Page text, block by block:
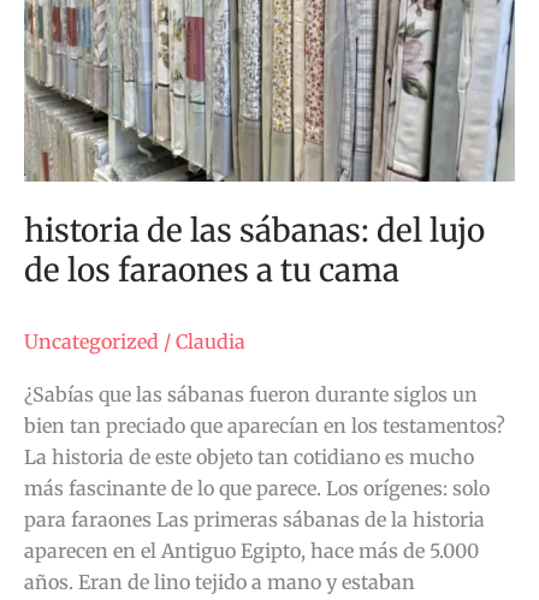
historia de las sábanas: del lujo
de los faraones a tu cama
Uncategorized / Claudia
¿Sabías que las sábanas fueron durante siglos un
bien tan preciado que aparecían en los testamentos?
La historia de este objeto tan cotidiano es mucho
más fascinante de lo que parece. Los orígenes: solo
para faraones Las primeras sábanas de la historia
aparecen en el Antiguo Egipto, hace más de 5.000
años. Eran de lino tejido a mano y estaban
sábanas:
del
lujo
de
los
faraones
tu
cama